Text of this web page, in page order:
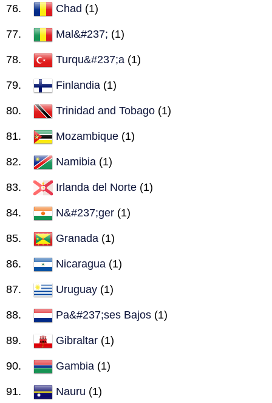
Chad (1)
Mal&#237; (1)
Turqu&#237;a (1)
Finlandia (1)
Trinidad and Tobago (1)
Mozambique (1)
Namibia (1)
Irlanda del Norte (1)
N&#237;ger (1)
Granada (1)
Nicaragua (1)
Uruguay (1)
Pa&#237;ses Bajos (1)
Gibraltar (1)
Gambia (1)
Nauru (1)